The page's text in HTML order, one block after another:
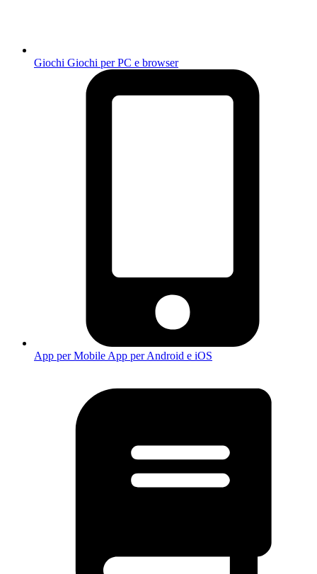
Giochi Giochi per PC e browser
App per Mobile App per Android e iOS